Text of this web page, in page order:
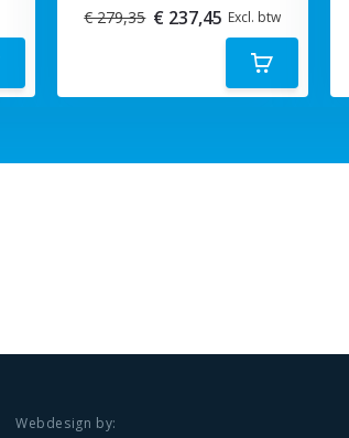
€ 279,35 € 237,45 Excl. btw